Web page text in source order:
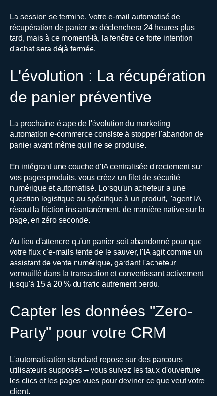
La session se termine. Votre e-mail automatisé de
récupération de panier se déclenchera 24 heures plus
tard, mais à ce moment-là, la fenêtre de forte intention
d'achat sera déjà fermée.
L'évolution : La récupération
de panier préventive
La prochaine étape de l'évolution du marketing
automation e-commerce consiste à stopper l'abandon de
panier avant même qu'il ne se produise.
En intégrant une couche d'IA centralisée directement sur
vos pages produits, vous créez un filet de sécurité
numérique et automatisé. Lorsqu'un acheteur a une
question logistique ou spécifique à un produit, l'agent IA
résout la friction instantanément, de manière native sur la
page, en zéro seconde.
Au lieu d'attendre qu'un panier soit abandonné pour que
votre flux d'e-mails tente de le sauver, l'IA agit comme un
assistant de vente numérique, gardant l'acheteur
verrouillé dans la transaction et convertissant activement
jusqu'à 15 à 20 % du trafic autrement perdu.
Capter les données "Zero-
Party" pour votre CRM
L'automatisation standard repose sur des parcours
utilisateurs supposés – vous suivez les taux d'ouverture,
les clics et les pages vues pour deviner ce que veut votre
client.